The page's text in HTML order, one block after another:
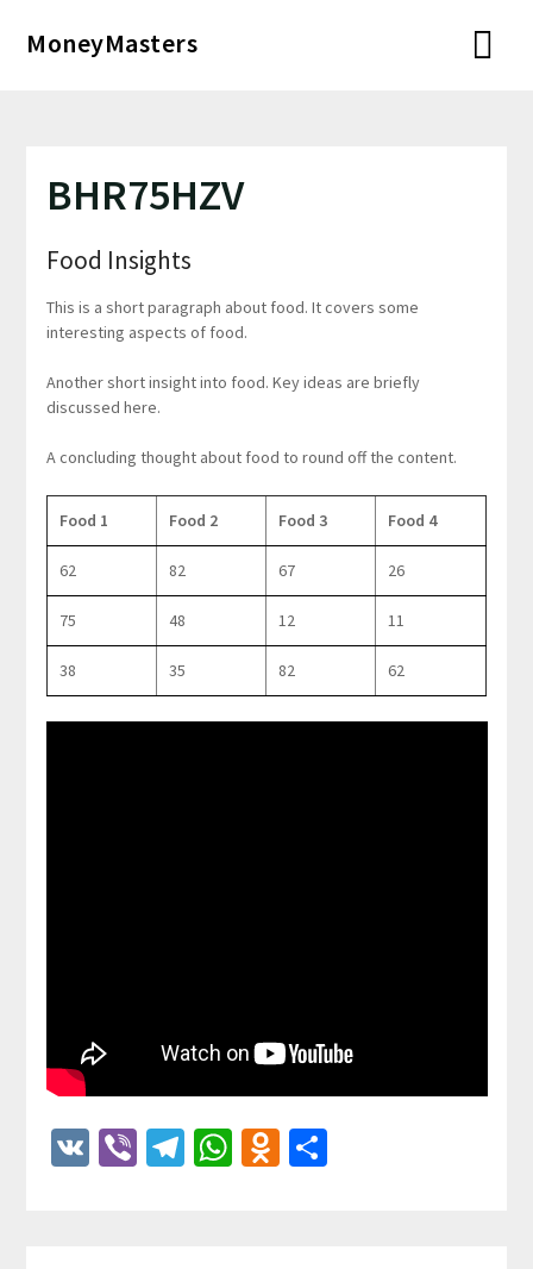
MoneyMasters
BHR75HZV
Food Insights
This is a short paragraph about food. It covers some
interesting aspects of food.
Another short insight into food. Key ideas are briefly
discussed here.
A concluding thought about food to round off the content.
Food 1 Food 2 Food 3 Food 4
62 82 67 26
75 48 12 11
38 35 82 62
VKViberTelegram
WhatsApp
Odnoklassniki
Отправить